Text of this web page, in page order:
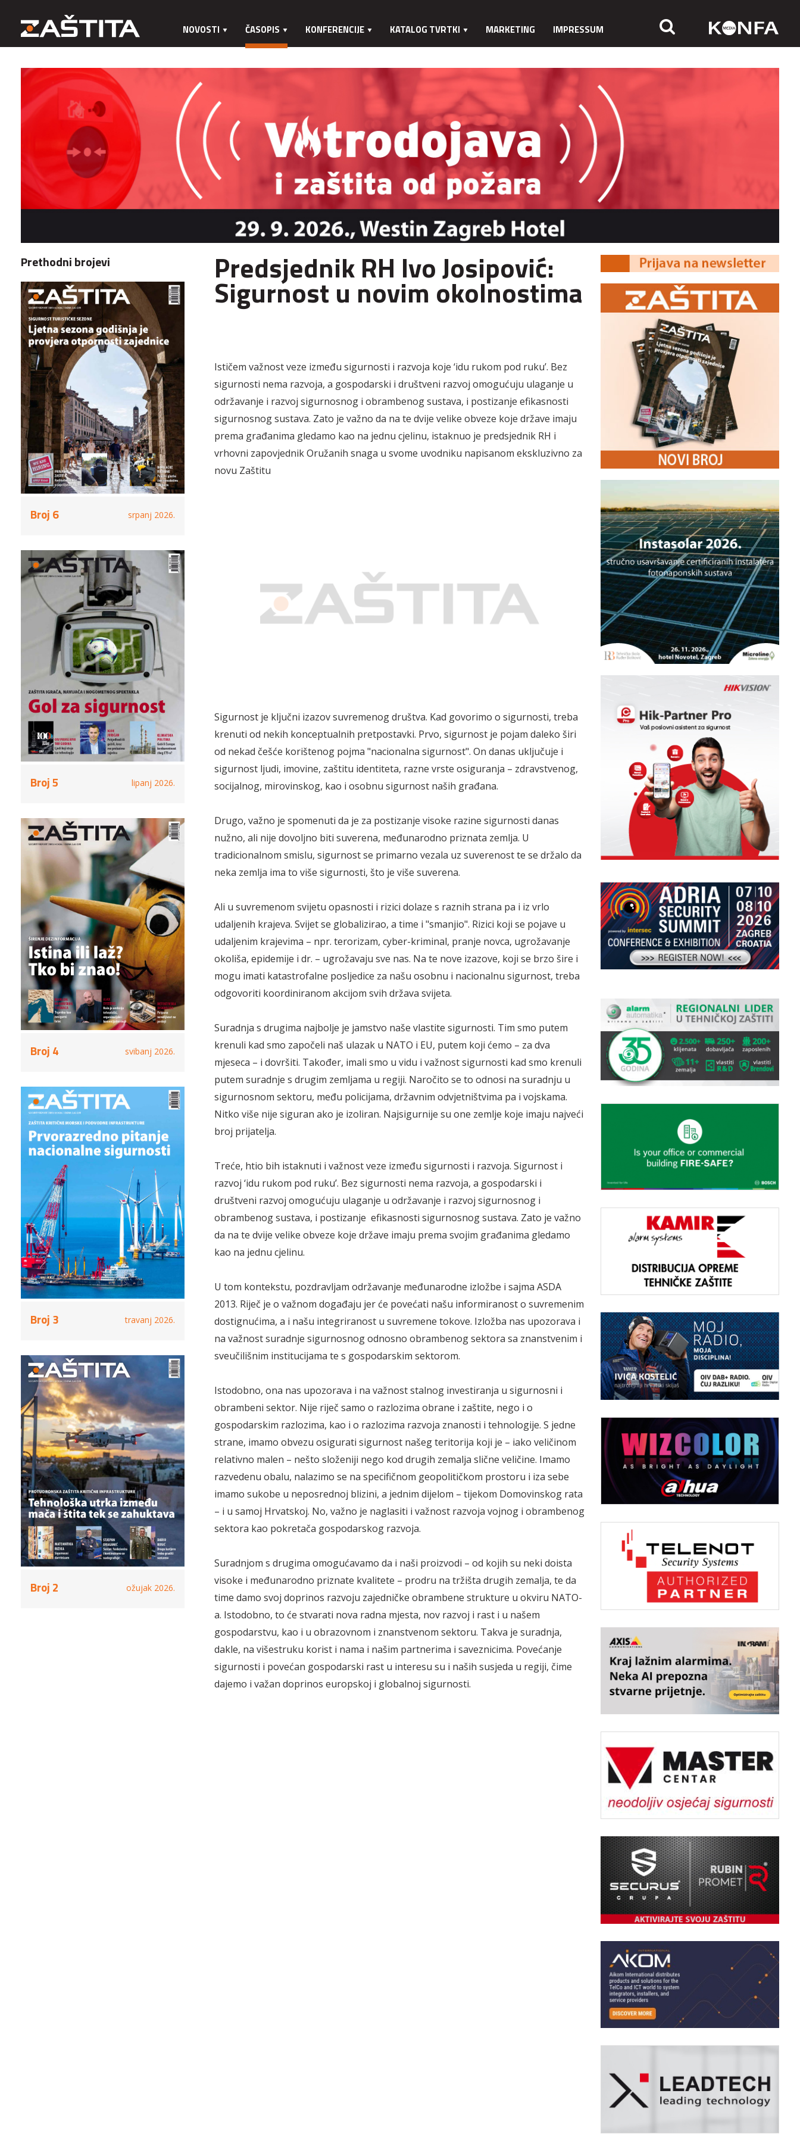
NOVOSTI ČASOPIS KONFERENCIJE KATALOG TVRTKI MARKETING IMPRESSUM
Prethodni brojevi
Broj 6 srpanj 2026.
Broj 5 lipanj 2026.
Broj 4 svibanj 2026.
Broj 3 travanj 2026.
Broj 2 ožujak 2026.
Predsjednik RH Ivo Josipović:
Sigurnost u novim okolnostima
Ističem važnost veze između sigurnosti i razvoja koje ‘idu rukom pod ruku’. Bez
sigurnosti nema razvoja, a gospodarski i društveni razvoj omogućuju ulaganje u
održavanje i razvoj sigurnosnog i obrambenog sustava, i postizanje efikasnosti
sigurnosnog sustava. Zato je važno da na te dvije velike obveze koje države imaju
prema građanima gledamo kao na jednu cjelinu, istaknuo je predsjednik RH i
vrhovni zapovjednik Oružanih snaga u svome uvodniku napisanom ekskluzivno za
novu Zaštitu
Sigurnost je ključni izazov suvremenog društva. Kad govorimo o sigurnosti, treba
krenuti od nekih konceptualnih pretpostavki. Prvo, sigurnost je pojam daleko širi
od nekad češće korištenog pojma "nacionalna sigurnost". On danas uključuje i
sigurnost ljudi, imovine, zaštitu identiteta, razne vrste osiguranja – zdravstvenog,
socijalnog, mirovinskog, kao i osobnu sigurnost naših građana.
Drugo, važno je spomenuti da je za postizanje visoke razine sigurnosti danas
nužno, ali nije dovoljno biti suverena, međunarodno priznata zemlja. U
tradicionalnom smislu, sigurnost se primarno vezala uz suverenost te se držalo da
neka zemlja ima to više sigurnosti, što je više suverena.
Ali u suvremenom svijetu opasnosti i rizici dolaze s raznih strana pa i iz vrlo
udaljenih krajeva. Svijet se globalizirao, a time i "smanjio". Rizici koji se pojave u
udaljenim krajevima – npr. terorizam, cyber-kriminal, pranje novca, ugrožavanje
okoliša, epidemije i dr. – ugrožavaju sve nas. Na te nove izazove, koji se brzo šire i
mogu imati katastrofalne posljedice za našu osobnu i nacionalnu sigurnost, treba
odgovoriti koordiniranom akcijom svih država svijeta.
Suradnja s drugima najbolje je jamstvo naše vlastite sigurnosti. Tim smo putem
krenuli kad smo započeli naš ulazak u NATO i EU, putem koji ćemo – za dva
mjeseca – i dovršiti. Također, imali smo u vidu i važnost sigurnosti kad smo krenuli
putem suradnje s drugim zemljama u regiji. Naročito se to odnosi na suradnju u
sigurnosnom sektoru, među policijama, državnim odvjetništvima pa i vojskama.
Nitko više nije siguran ako je izoliran. Najsigurnije su one zemlje koje imaju najveći
broj prijatelja.
Treće, htio bih istaknuti i važnost veze između sigurnosti i razvoja. Sigurnost i
razvoj ‘idu rukom pod ruku’. Bez sigurnosti nema razvoja, a gospodarski i
društveni razvoj omogućuju ulaganje u održavanje i razvoj sigurnosnog i
obrambenog sustava, i postizanje efikasnosti sigurnosnog sustava. Zato je važno
da na te dvije velike obveze koje države imaju prema svojim građanima gledamo
kao na jednu cjelinu.
U tom kontekstu, pozdravljam održavanje međunarodne izložbe i sajma ASDA
2013. Riječ je o važnom događaju jer će povećati našu informiranost o suvremenim
dostignućima, a i našu integriranost u suvremene tokove. Izložba nas upozorava i
na važnost suradnje sigurnosnog odnosno obrambenog sektora sa znanstvenim i
sveučilišnim institucijama te s gospodarskim sektorom.
Istodobno, ona nas upozorava i na važnost stalnog investiranja u sigurnosni i
obrambeni sektor. Nije riječ samo o razlozima obrane i zaštite, nego i o
gospodarskim razlozima, kao i o razlozima razvoja znanosti i tehnologije. S jedne
strane, imamo obvezu osigurati sigurnost našeg teritorija koji je – iako veličinom
relativno malen – nešto složeniji nego kod drugih zemalja slične veličine. Imamo
razvedenu obalu, nalazimo se na specifičnom geopolitičkom prostoru i iza sebe
imamo sukobe u neposrednoj blizini, a jednim dijelom – tijekom Domovinskog rata
– i u samoj Hrvatskoj. No, važno je naglasiti i važnost razvoja vojnog i obrambenog
sektora kao pokretača gospodarskog razvoja.
Suradnjom s drugima omogućavamo da i naši proizvodi – od kojih su neki doista
visoke i međunarodno priznate kvalitete – prodru na tržišta drugih zemalja, te da
time damo svoj doprinos razvoju zajedničke obrambene strukture u okviru NATO-
a. Istodobno, to će stvarati nova radna mjesta, nov razvoj i rast i u našem
gospodarstvu, kao i u obrazovnom i znanstvenom sektoru. Takva je suradnja,
dakle, na višestruku korist i nama i našim partnerima i saveznicima. Povećanje
sigurnosti i povećan gospodarski rast u interesu su i naših susjeda u regiji, čime
dajemo i važan doprinos europskoj i globalnoj sigurnosti.